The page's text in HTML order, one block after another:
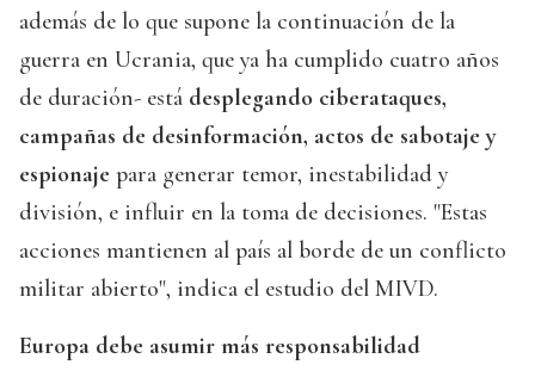
además de lo que supone la continuación de la
guerra en Ucrania, que ya ha cumplido cuatro años
de duración- está desplegando ciberataques,
campañas de desinformación, actos de sabotaje y
espionaje para generar temor, inestabilidad y
división, e influir en la toma de decisiones. "Estas
acciones mantienen al país al borde de un conflicto
militar abierto", indica el estudio del MIVD.
Europa debe asumir más responsabilidad